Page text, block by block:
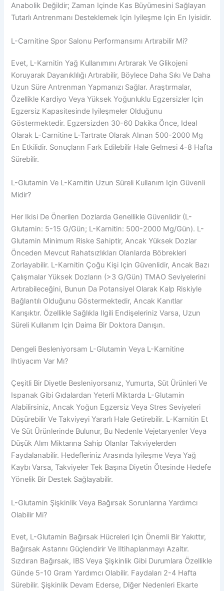
Anabolik Değildir; Zaman Içinde Kas Büyümesini Sağlayan
Tutarlı Antrenmanı Desteklemek Için Iyileşme Için En Iyisidir.
L-Carnitine Spor Salonu Performansımı Artırabilir Mi?
Evet, L-Karnitin Yağ Kullanımını Artırarak Ve Glikojeni
Koruyarak Dayanıklılığı Artırabilir, Böylece Daha Sıkı Ve Daha
Uzun Süre Antrenman Yapmanızı Sağlar. Araştırmalar,
Özellikle Kardiyo Veya Yüksek Yoğunluklu Egzersizler Için
Egzersiz Kapasitesinde Iyileşmeler Olduğunu
Göstermektedir. Egzersizden 30-60 Dakika Önce, Ideal
Olarak L-Carnitine L-Tartrate Olarak Alınan 500-2000 Mg
En Etkilidir. Sonuçların Fark Edilebilir Hale Gelmesi 4-8 Hafta
Sürebilir.
L-Glutamin Ve L-Karnitin Uzun Süreli Kullanım Için Güvenli
Midir?
Her Ikisi De Önerilen Dozlarda Genellikle Güvenlidir (L-
Glutamin: 5-15 G/gün; L-Karnitin: 500-2000 Mg/gün). L-
Glutamin Minimum Riske Sahiptir, Ancak Yüksek Dozlar
Önceden Mevcut Rahatsızlıkları Olanlarda Böbrekleri
Zorlayabilir. L-Karnitin Çoğu Kişi Için Güvenlidir, Ancak Bazı
Çalışmalar Yüksek Dozların (>3 G/gün) TMAO Seviyelerini
Artırabileceğini, Bunun Da Potansiyel Olarak Kalp Riskiyle
Bağlantılı Olduğunu Göstermektedir, Ancak Kanıtlar
Karışıktır. Özellikle Sağlıkla Ilgili Endişeleriniz Varsa, Uzun
Süreli Kullanım Için Daima Bir Doktora Danışın.
Dengeli Besleniyorsam L-Glutamin Veya L-Karnitine
Ihtiyacım Var Mı?
Çeşitli Bir Diyetle Besleniyorsanız, Yumurta, Süt Ürünleri Ve
Ispanak Gibi Gıdalardan Yeterli Miktarda L-Glutamin
Alabilirsiniz, Ancak Yoğun Egzersiz Veya Stres Seviyeleri
Düşürebilir Ve Takviyeyi Yararlı Hale Getirebilir. L-Karnitin Et
Ve Süt Ürünlerinde Bulunur, Bu Nedenle Vejetaryenler Veya
Düşük Alım Miktarına Sahip Olanlar Takviyelerden
Faydalanabilir. Hedefleriniz Arasında Iyileşme Veya Yağ
Kaybı Varsa, Takviyeler Tek Başına Diyetin Ötesinde Hedefe
Yönelik Bir Destek Sağlayabilir.
L-Glutamin Şişkinlik Veya Bağırsak Sorunlarına Yardımcı
Olabilir Mi?
Evet, L-Glutamin Bağırsak Hücreleri Için Önemli Bir Yakıttır,
Bağırsak Astarını Güçlendirir Ve Iltihaplanmayı Azaltır.
Sızdıran Bağırsak, IBS Veya Şişkinlik Gibi Durumlara Özellikle
Günde 5-10 Gram Yardımcı Olabilir. Faydaları 2-4 Hafta
Sürebilir. Şişkinlik Devam Ederse, Diğer Nedenleri Ekarte